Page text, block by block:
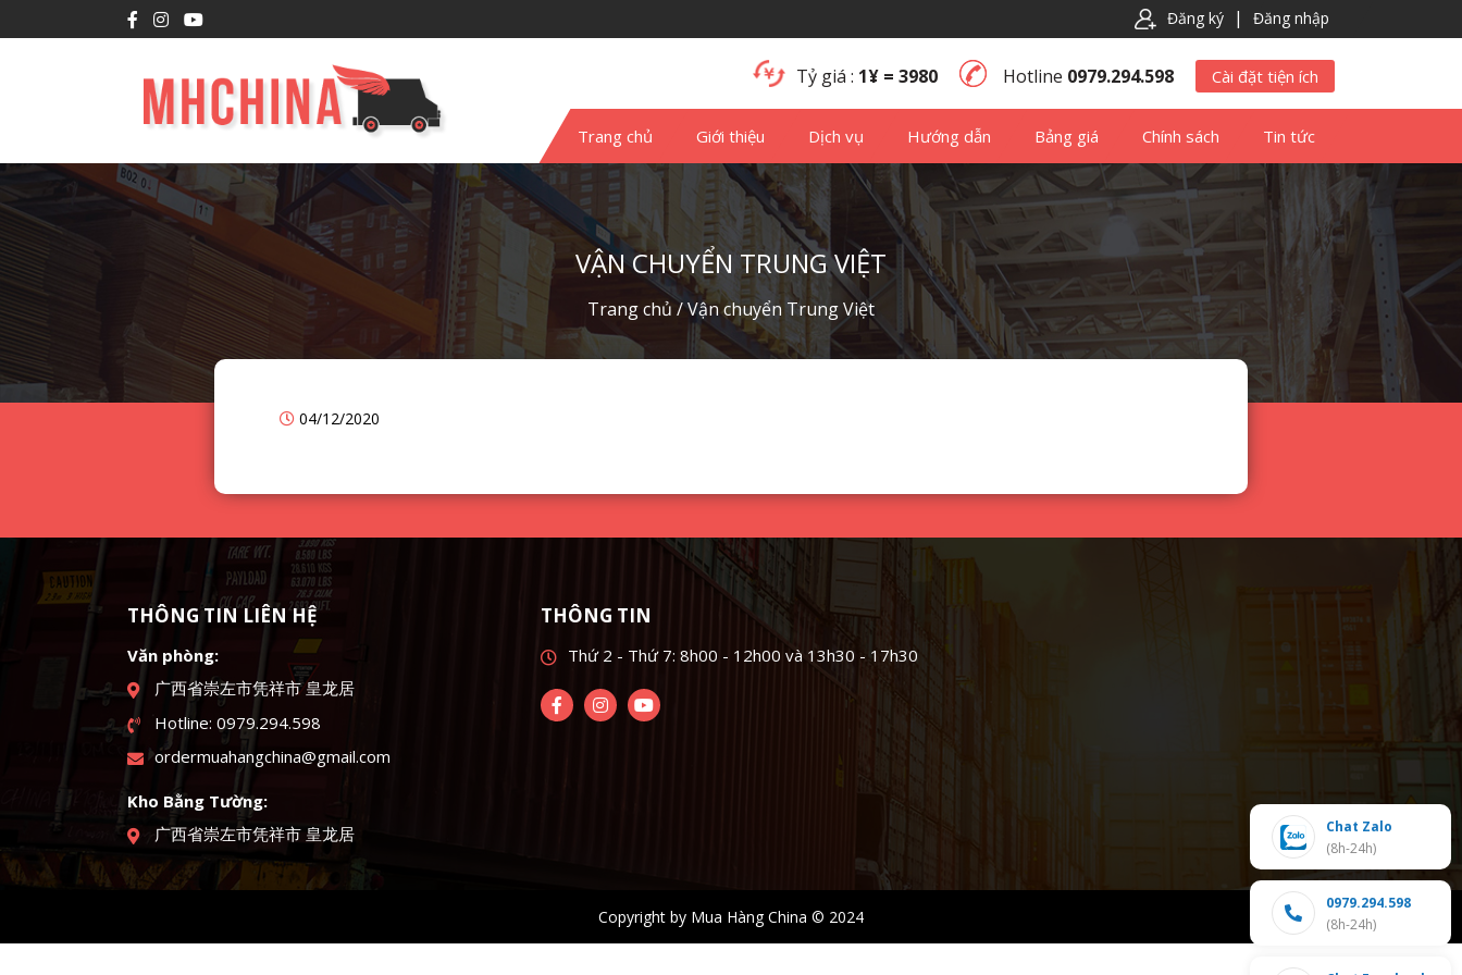
Đăng ký | Đăng nhập
Tỷ giá : 1¥ = 3980 Hotline 0979.294.598 Cài đặt tiện ích
Trang chủ Giới thiệu Dịch vụ Hướng dẫn Bảng giá Chính sách Tin tức
VẬN CHUYỂN TRUNG VIỆT
Trang chủ /Vận chuyển Trung Việt
04/12/2020
THÔNG TIN LIÊN HỆ
Văn phòng:
广西省崇左市凭祥市 皇龙居
Hotline: 0979.294.598
ordermuahangchina@gmail.com
Kho Bằng Tường:
广西省崇左市凭祥市 皇龙居
THÔNG TIN
Thứ 2 - Thứ 7: 8h00 - 12h00 và 13h30 - 17h30
Copyright by Mua Hàng China © 2024
Chat Zalo
(8h-24h)
0979.294.598
(8h-24h)